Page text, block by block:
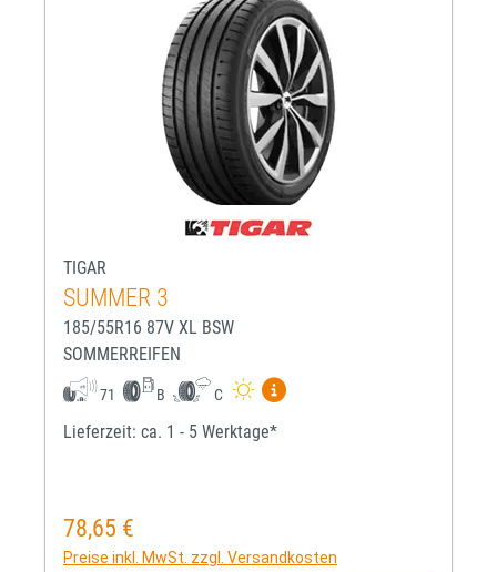
TIGAR
SUMMER 3
185/55R16 87V XL BSW
SOMMERREIFEN
71 B C
Mehr Informationen zum
Lieferzeit: ca. 1 - 5 Werktage*
Regulärer Preis:
78,65 €
Preise inkl. MwSt. zzgl. Versandkosten